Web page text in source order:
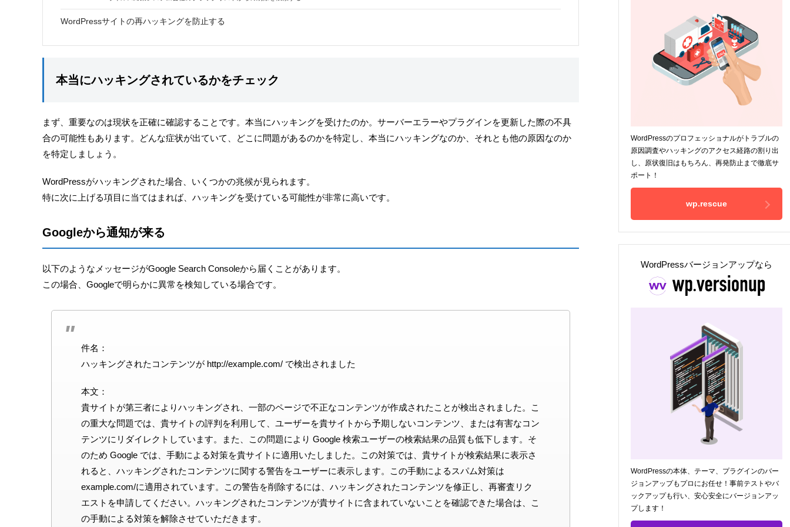
WordPressサイトの再ハッキングを防止する
本当にハッキングされているかをチェック
まず、重要なのは現状を正確に確認することです。本当にハッキングを受けたのか。サーバーエラーやプラグインを更新した際の不具
合の可能性もあります。どんな症状が出ていて、どこに問題があるのかを特定し、本当にハッキングなのか、それとも他の原因なのか
を特定しましょう。
WordPressがハッキングされた場合、いくつかの兆候が見られます。
特に次に上げる項目に当てはまれば、ハッキングを受けている可能性が非常に高いです。
Googleから通知が来る
以下のようなメッセージがGoogle Search Consoleから届くことがあります。
この場合、Googleで明らかに異常を検知している場合です。
件名：
ハッキングされたコンテンツが http://example.com/ で検出されました
本文：
貴サイトが第三者によりハッキングされ、一部のページで不正なコンテンツが作成されたことが検出されました。こ
の重大な問題では、貴サイトの評判を利用して、ユーザーを貴サイトから予期しないコンテンツ、または有害なコン
テンツにリダイレクトしています。また、この問題により Google 検索ユーザーの検索結果の品質も低下します。そ
のため Google では、手動による対策を貴サイトに適用いたしました。この対策では、貴サイトが検索結果に表示さ
れると、ハッキングされたコンテンツに関する警告をユーザーに表示します。この手動によるスパム対策は
example.com/に適用されています。この警告を削除するには、ハッキングされたコンテンツを修正し、再審査リク
エストを申請してください。ハッキングされたコンテンツが貴サイトに含まれていないことを確認できた場合は、こ
の手動による対策を解除させていただきます。
WordPressのプロフェッショナルがトラブルの
原因調査やハッキングのアクセス経路の割り出
し、原状復旧はもちろん、再発防止まで徹底サ
ポート！
wp.rescue
WordPressバージョンアップなら
WordPressの本体、テーマ、プラグインのバー
ジョンアップもプロにお任せ！事前テストやバ
ックアップも行い、安心安全にバージョンアッ
プします！